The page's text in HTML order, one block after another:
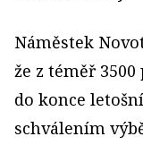
Náměstek
že z téměř
do konce
schválením